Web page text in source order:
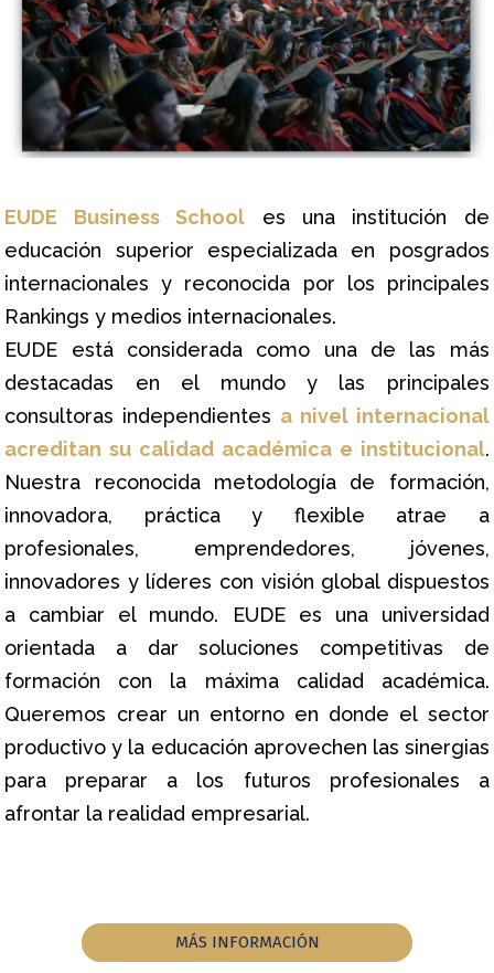
EUDE Business School es una institución de
educación superior especializada en posgrados
internacionales y reconocida por los principales
Rankings y medios internacionales.
EUDE está considerada como una de las más
destacadas en el mundo y las principales
consultoras independientes a nivel internacional
acreditan su calidad académica e institucional.
Nuestra reconocida metodología de formación,
innovadora, práctica y flexible atrae a
profesionales, emprendedores, jóvenes,
innovadores y líderes con visión global dispuestos
a cambiar el mundo. EUDE es una universidad
orientada a dar soluciones competitivas de
formación con la máxima calidad académica.
Queremos crear un entorno en donde el sector
productivo y la educación aprovechen las sinergias
para preparar a los futuros profesionales a
afrontar la realidad empresarial.
MÁS INFORMACIÓN